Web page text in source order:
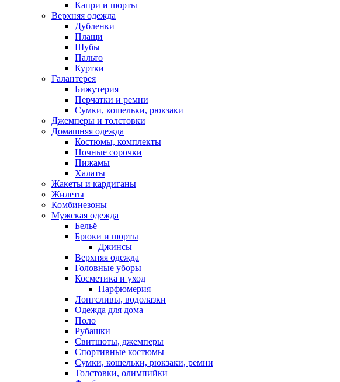
Капри и шорты
Верхняя одежда
Дубленки
Плащи
Шубы
Пальто
Куртки
Галантерея
Бижутерия
Перчатки и ремни
Сумки, кошельки, рюкзаки
Джемперы и толстовки
Домашняя одежда
Костюмы, комплекты
Ночные сорочки
Пижамы
Халаты
Жакеты и кардиганы
Жилеты
Комбинезоны
Мужская одежда
Бельё
Брюки и шорты
Джинсы
Верхняя одежда
Головные уборы
Косметика и уход
Парфюмерия
Лонгсливы, водолазки
Одежда для дома
Поло
Рубашки
Свитшоты, джемперы
Спортивные костюмы
Сумки, кошельки, рюкзаки, ремни
Толстовки, олимпийки